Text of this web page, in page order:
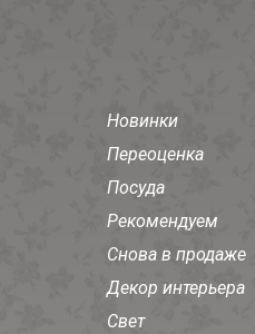
Новинки
Переоценка
Посуда
Рекомендуем
Снова в продаже
Декор интерьера
Свет